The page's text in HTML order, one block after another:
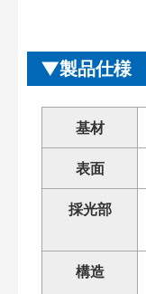
製品仕様
基材
表面
採光部
構造